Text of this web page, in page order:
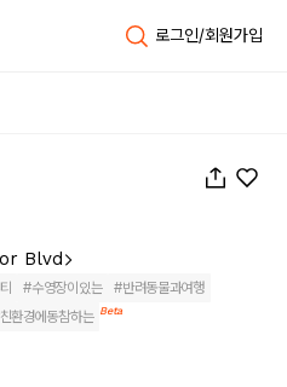
로그인/회원가입
Blvd
#수영장이있는 #반려동물과여행
친환경에동참하는 Beta